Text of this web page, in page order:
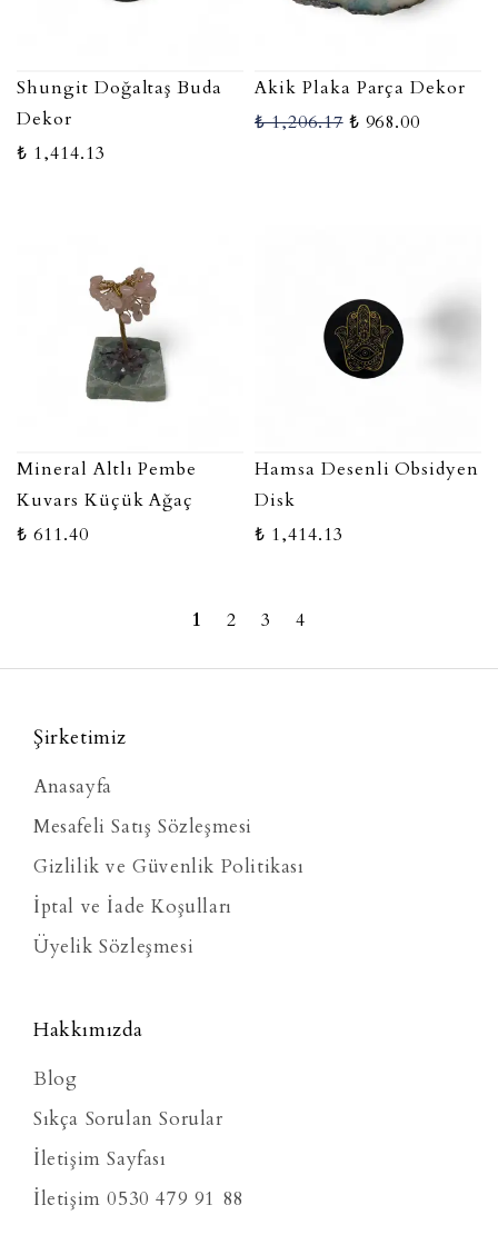
Shungit Doğaltaş Buda
Dekor
₺ 1,414.13
Akik Plaka Parça Dekor
₺ 1,206.17 ₺ 968.00
Mineral Altlı Pembe
Kuvars Küçük Ağaç
₺ 611.40
Hamsa Desenli Obsidyen
Disk
₺ 1,414.13
1 2 3 4
Şirketimiz
Anasayfa
Mesafeli Satış Sözleşmesi
Gizlilik ve Güvenlik Politikası
İptal ve İade Koşulları
Üyelik Sözleşmesi
Hakkımızda
Blog
Sıkça Sorulan Sorular
İletişim Sayfası
İletişim 0530 479 91 88